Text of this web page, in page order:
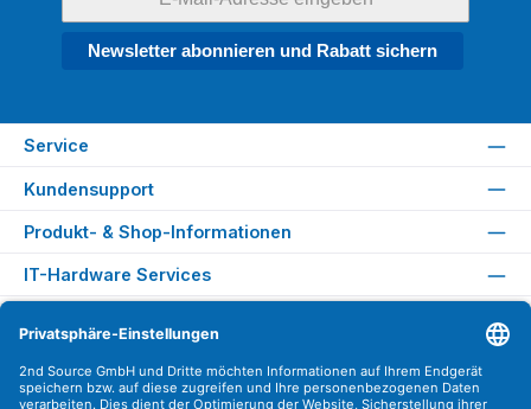
Newsletter abonnieren und Rabatt sichern
Service
Kundensupport
Produkt- & Shop-Informationen
IT-Hardware Services
Versandarten
Zahlungsarten